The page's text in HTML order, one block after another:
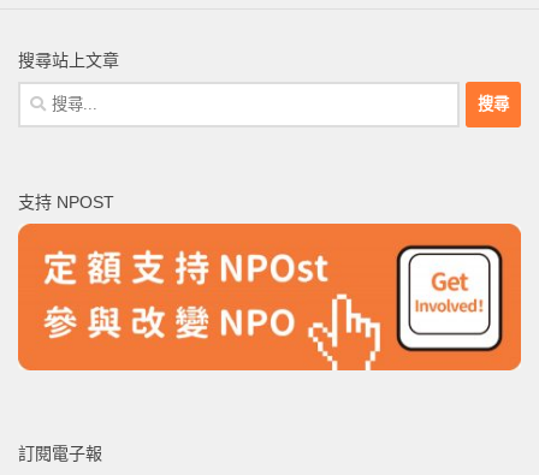
搜尋站上文章
搜
尋
字:
支持 NPOST
訂閱電子報